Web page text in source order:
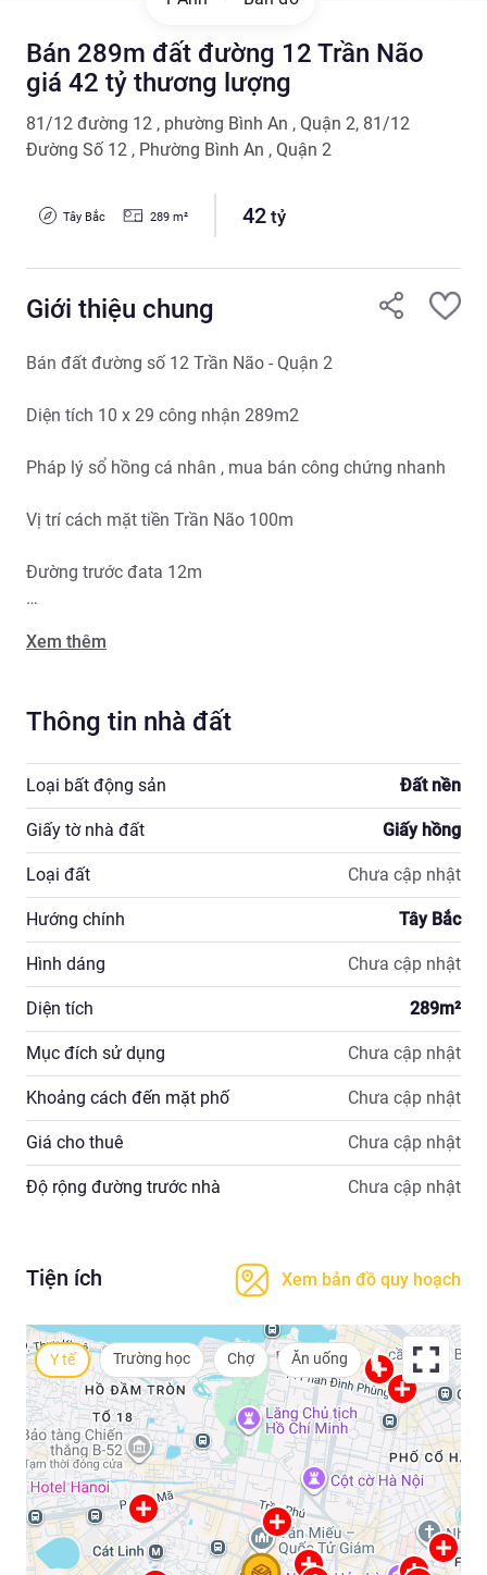
Bán 289m đất đường 12 Trần Não
giá 42 tỷ thương lượng
81/12 đường 12 , phường Bình An , Quận 2, 81/12
Đường Số 12 , Phường Bình An , Quận 2
Tây Bắc 289 m² 42 tỷ
Giới thiệu chung
Bán đất đường số 12 Trần Não - Quận 2
Diện tích 10 x 29 công nhận 289m2
Pháp lý sổ hồng cá nhân , mua bán công chứng nhanh
Vị trí cách mặt tiền Trần Não 100m
Đường trước đata 12m
Xem thêm
Thông tin nhà đất
Loại bất động sản Đất nền
Giấy tờ nhà đất Giấy hồng
Loại đất Chưa cập nhật
Hướng chính Tây Bắc
Hình dáng Chưa cập nhật
Diện tích 289m²
Mục đích sử dụng Chưa cập nhật
Khoảng cách đến mặt phố Chưa cập nhật
Giá cho thuê Chưa cập nhật
Độ rộng đường trước nhà Chưa cập nhật
Tiện ích Xem bản đồ quy hoạch
Y tế Trường học Chợ Ăn uống Siêu thị